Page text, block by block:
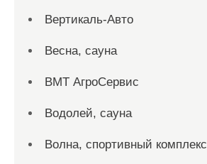
Вертикаль-Авто
Весна, сауна
ВМТ АгроСервис
Водолей, сауна
Волна, спортивный комплекс